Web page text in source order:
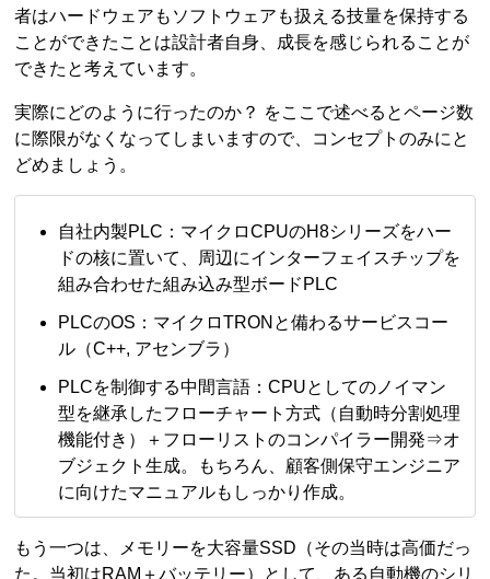
者はハードウェアもソフトウェアも扱える技量を保持する
ことができたことは設計者自身、成長を感じられることが
できたと考えています。
実際にどのように行ったのか？ をここで述べるとページ数
に際限がなくなってしまいますので、コンセプトのみにと
どめましょう。
自社内製PLC：マイクロCPUのH8シリーズをハー
ドの核に置いて、周辺にインターフェイスチップを
組み合わせた組み込み型ボードPLC
PLCのOS：マイクロTRONと備わるサービスコー
ル（C++, アセンブラ）
PLCを制御する中間言語：CPUとしてのノイマン
型を継承したフローチャート方式（自動時分割処理
機能付き）＋フローリストのコンパイラー開発⇒オ
ブジェクト生成。もちろん、顧客側保守エンジニア
に向けたマニュアルもしっかり作成。
もう一つは、メモリーを大容量SSD（その当時は高価だっ
た。当初はRAM＋バッテリー）として、ある自動機のシリ